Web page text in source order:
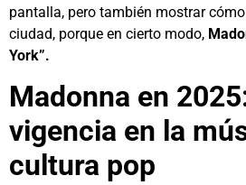
pantalla, pero también mostrar
ciudad, porque en cierto modo,
York”.
Madonna en
vigencia en la
cultura pop